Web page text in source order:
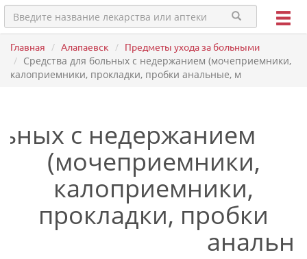
Главная Алапаевск Предметы ухода за больными
Средства для больных с недержанием (мочеприемники,
калоприемники, прокладки, пробки анальные, м
с недержанием
(мочеприемники,
калоприемники,
прокладки, пробки